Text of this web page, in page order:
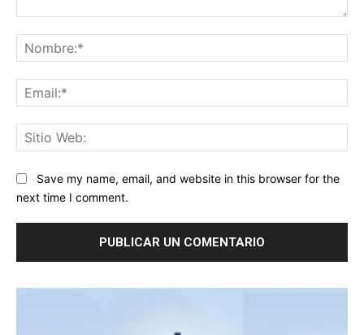
Save my name, email, and website in this browser for the
next time I comment.